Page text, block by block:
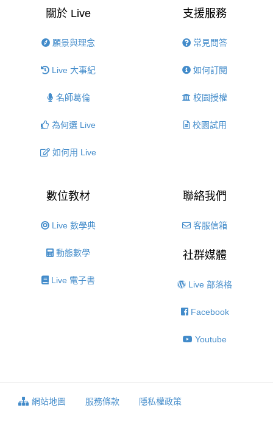
關於 Live
願景與理念
Live 大事紀
名師葛倫
為何選 Live
如何用 Live
支援服務
常見問答
如何訂閱
校園授權
校園試用
數位教材
Live 數學典
動態數學
Live 電子書
聯絡我們
客服信箱
社群媒體
Live 部落格
Facebook
Youtube
網站地圖 服務條款 隱私權政策